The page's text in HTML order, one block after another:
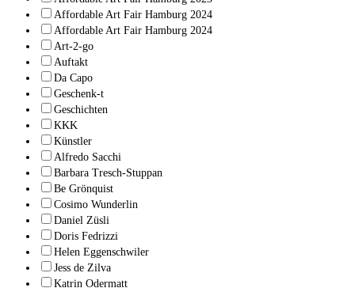
Affordable Art Fair Hamburg 2024
Affordable Art Fair Hamburg 2024
Art-2-go
Auftakt
Da Capo
Geschenk-t
Geschichten
KKK
Künstler
Alfredo Sacchi
Barbara Tresch-Stuppan
Be Grönquist
Cosimo Wunderlin
Daniel Züsli
Doris Fedrizzi
Helen Eggenschwiler
Jess de Zilva
Katrin Odermatt